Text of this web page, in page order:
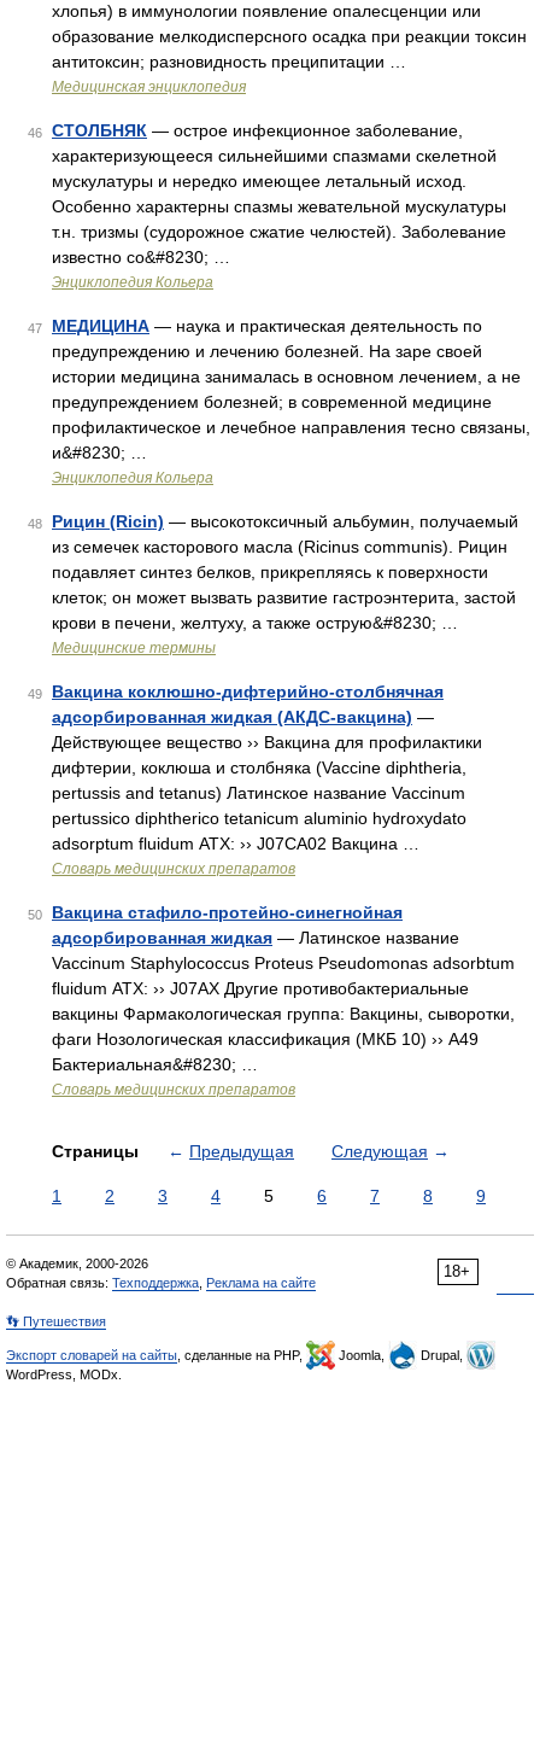
хлопья) в иммунологии появление опалесценции или
образование мелкодисперсного осадка при реакции токсин
антитоксин; разновидность преципитации …
Медицинская энциклопедия
46 СТОЛБНЯК — острое инфекционное заболевание,
характеризующееся сильнейшими спазмами скелетной
мускулатуры и нередко имеющее летальный исход.
Особенно характерны спазмы жевательной мускулатуры
т.н. тризмы (судорожное сжатие челюстей). Заболевание
известно со&#8230; …
Энциклопедия Кольера
47 МЕДИЦИНА — наука и практическая деятельность по
предупреждению и лечению болезней. На заре своей
истории медицина занималась в основном лечением, а не
предупреждением болезней; в современной медицине
профилактическое и лечебное направления тесно связаны,
и&#8230; …
Энциклопедия Кольера
48 Рицин (Ricin) — высокотоксичный альбумин, получаемый
из семечек касторового масла (Ricinus communis). Рицин
подавляет синтез белков, прикрепляясь к поверхности
клеток; он может вызвать развитие гастроэнтерита, застой
крови в печени, желтуху, а также острую&#8230; …
Медицинские термины
49
Вакцина коклюшно-дифтерийно-столбнячная
адсорбированная жидкая (АКДС-вакцина) —
Действующее вещество ›› Вакцина для профилактики
дифтерии, коклюша и столбняка (Vaccine diphtheria,
pertussis and tetanus) Латинское название Vaccinum
pertussico diphtherico tetanicum aluminio hydroxydato
adsorptum fluidum АТХ: ›› J07CA02 Вакцина …
Словарь медицинских препаратов
50
Вакцина стафило-протейно-синегнойная
адсорбированная жидкая — Латинское название
Vaccinum Staphylococcus Proteus Pseudomonas adsorbtum
fluidum АТХ: ›› J07AX Другие противобактериальные
вакцины Фармакологическая группа: Вакцины, сыворотки,
фаги Нозологическая классификация (МКБ 10) ›› A49
Бактериальная&#8230; …
Словарь медицинских препаратов
Страницы ← Предыдущая Следующая →
1 2 3 4 5 6 7 8 9
18+
© Академик, 2000-2026
Обратная связь: Техподдержка Реклама на сайте
👣 Путешествия
Экспорт словарей на сайты , сделанные на PHP, Joomla,
Drupal,
WordPress, MODx.